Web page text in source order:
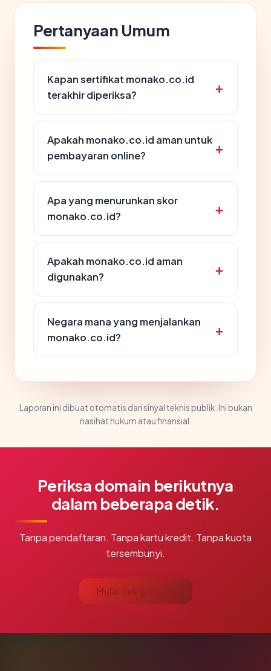
Pertanyaan Umum
Kapan sertifikat monako.co.id
terakhir diperiksa?
Apakah monako.co.id aman untuk
pembayaran online?
Apa yang menurunkan skor
monako.co.id?
Apakah monako.co.id aman
digunakan?
Negara mana yang menjalankan
monako.co.id?
Laporan ini dibuat otomatis dari sinyal teknis publik. Ini bukan
nasihat hukum atau finansial.
Periksa domain berikutnya
dalam beberapa detik.
Tanpa pendaftaran. Tanpa kartu kredit. Tanpa kuota
tersembunyi.
Mulai cek gratis →